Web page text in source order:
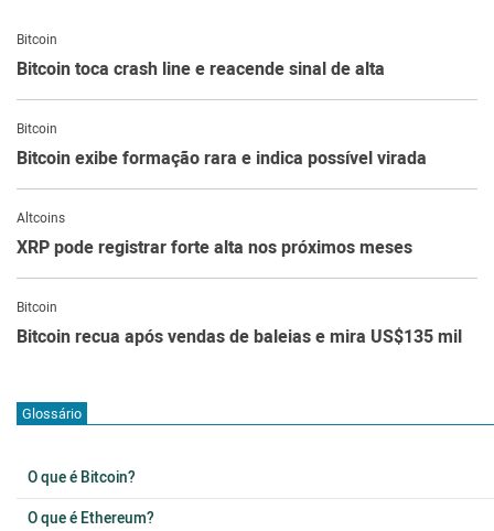
Bitcoin
Bitcoin toca crash line e reacende sinal de alta
Bitcoin
Bitcoin exibe formação rara e indica possível virada
Altcoins
XRP pode registrar forte alta nos próximos meses
Bitcoin
Bitcoin recua após vendas de baleias e mira US$135 mil
Glossário
O que é Bitcoin?
O que é Ethereum?